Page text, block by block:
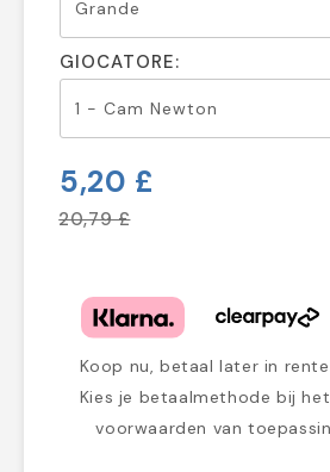
GIOCATORE:
5,20 £
20,79 £
Koop nu, betaal later in
Kies je betaalmethode bij het
voorwaarden van